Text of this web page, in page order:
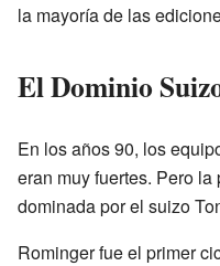
la mayoría de las
El Dominio
En los años 90, los
eran muy fuertes. Pero
dominada por el suizo
Rominger fue el primer